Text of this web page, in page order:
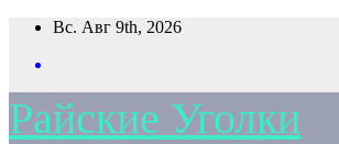
Перейти
содержимому
Вс. Авг 9th, 2026
Райские Уголки